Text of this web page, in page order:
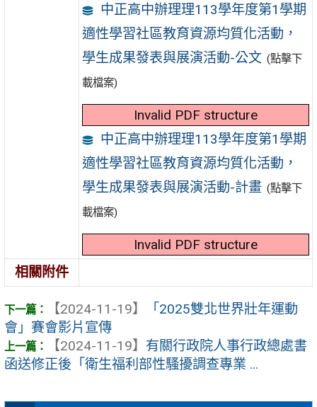
中正高中辦理理113學年度第1學期
適性學習社區教育資源均質化活動，
學生成果發表與展演活動-公文 (點擊下
載檔案)
Invalid PDF structure
中正高中辦理理113學年度第1學期
適性學習社區教育資源均質化活動，
學生成果發表與展演活動-計畫 (點擊下
載檔案)
Invalid PDF structure
相關附件
【2024-11-19】
「2025雙北世界壯年運動
會」賽會影片宣傳
【2024-11-19】 有關行政院人事行政總處書
函送修正後「衛生福利部性騷擾調查專業 ...